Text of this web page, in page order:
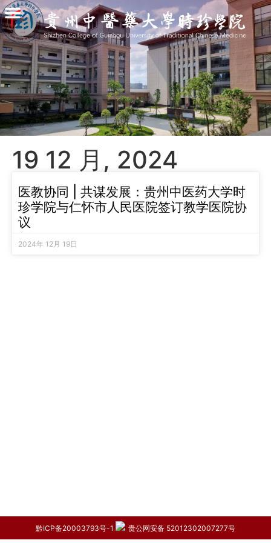
19 12 月, 2024
医教协同 | 共谋发展：贵州中医药大学时
珍学院与仁怀市人民医院签订教学医院协
议
2024年 12月 19日
黔ICP备20003793号-1 贵公网安备 52012302007277号